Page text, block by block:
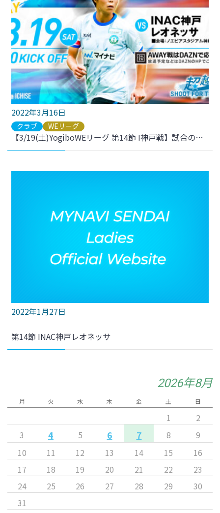
2022年3月16日
クラブ WEリーグ
【3/19(土)YogiboWEリーグ 第14節 I神戸戦】試合のご案内
2022年1月27日
第14節 INAC神戸レオネッサ
2026年8月
月 火 水 木 金 土 日
1
2
3
4 5 6 7 8
9
10
11 12 13 14 15
16
17
18 19 20 21 22
23
24
25 26 27 28 29
30
31